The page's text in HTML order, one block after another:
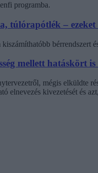
programba.
túlórapótlék –
kiszámíthatóbb
mellett hatáskört
mégis elküldte
elnevezés kivezetését és